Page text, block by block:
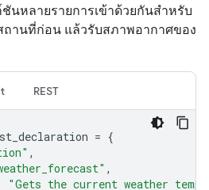
ชันหลายรายการเข้าด้วยกันสำหรับ
านที่ก่อน แล้วรับสภาพอากาศของ
REST
= {
,
,
"Gets the current weather